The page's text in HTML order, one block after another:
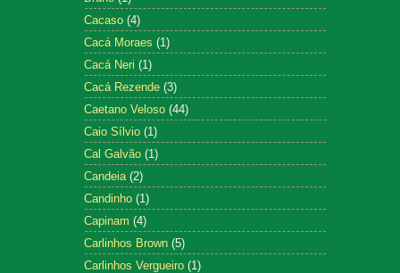
Cacaso (4)
Cacá Moraes (1)
Cacá Neri (1)
Cacá Rezende (3)
Caetano Veloso (44)
Caio Sílvio (1)
Cal Galvão (1)
Candeia (2)
Candinho (1)
Capinam (4)
Carlinhos Brown (5)
Carlinhos Vergueiro (1)